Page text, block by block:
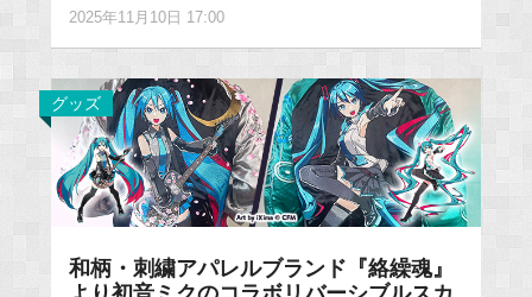
2025年11月10日 17:00
グッズ
和柄・刺繍アパレルブランド『絡繰魂』